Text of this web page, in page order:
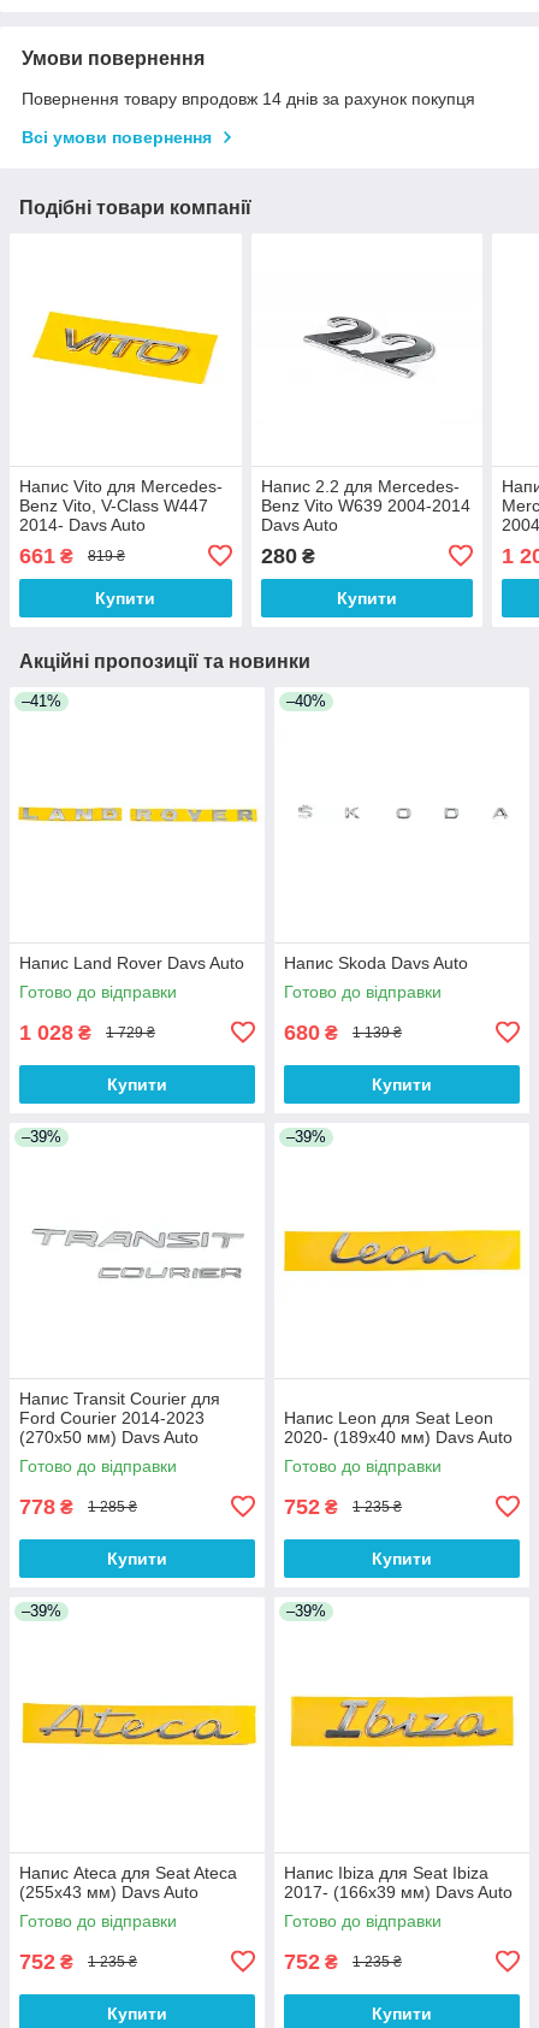
Умови повернення
Повернення товару впродовж 14 днів за рахунок покупця
Всі умови повернення
Подібні товари компанії
Напис Vito для Mercedes-
Benz Vito, V-Class W447
2014- Davs Auto
661 ₴ 819 ₴
Купити
Напис 2.2 для Mercedes-
Benz Vito W639 2004-2014
Davs Auto
280₴
Купити
1
Акційні пропозиції та новинки
–41%
Напис Land Rover Davs Auto
Готово до відправки
1 028 ₴ 1 729 ₴
Купити
–40%
Напис Skoda Davs Auto
Готово до відправки
680 ₴ 1 139 ₴
Купити
–39%
Напис Transit Courier для
Ford Courier 2014-2023
(270х50 мм) Davs Auto
Готово до відправки
778 ₴ 1 285 ₴
Купити
–39%
Напис Leon для Seat Leon
2020- (189х40 мм) Davs Auto
Готово до відправки
752 ₴ 1 235 ₴
Купити
–39%
Напис Ateca для Seat Ateca
(255х43 мм) Davs Auto
Готово до відправки
752 ₴ 1 235 ₴
Купити
–39%
Напис Ibiza для Seat Ibiza
2017- (166х39 мм) Davs Auto
Готово до відправки
752 ₴ 1 235 ₴
Купити